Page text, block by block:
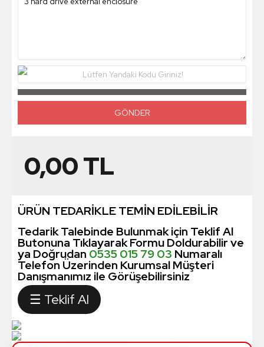
Lütfen Yandaki Kodu Giriniz!
0,00TL
ÜRÜN TEDARİKLE TEMİN EDİLEBİLİR
Tedarik Talebinde Bulunmak için Teklif Al
Butonuna Tıklayarak Formu Doldurabilir ve
ya Doğrudan 0535 015 79 03 Numaralı
Telefon Üzerinden Kurumsal Müşteri
Danışmanımız ile Görüşebilirsiniz
☰ Teklif Al